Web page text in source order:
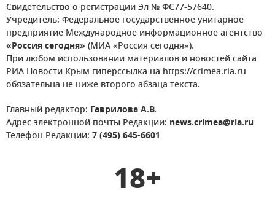
Свидетельство о регистрации Эл № ФС77-57640.
Учредитель: Федеральное государственное унитарное
предприятие Международное информационное агентство
«Россия сегодня» (МИА «Россия сегодня»).
При любом использовании материалов и новостей сайта
РИА Новости Крым гиперссылка на https://crimea.ria.ru
обязательна не ниже второго абзаца текста.
Главный редактор: Гаврилова А.В.
Адрес электронной почты Редакции: news.crimea@ria.ru
Телефон Редакции: 7 (495) 645-6601
18+